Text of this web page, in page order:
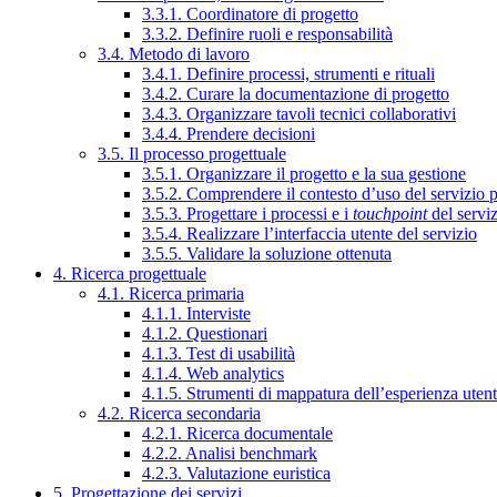
3.3.1. Coordinatore di progetto
3.3.2. Definire ruoli e responsabilità
3.4. Metodo di lavoro
3.4.1. Definire processi, strumenti e rituali
3.4.2. Curare la documentazione di progetto
3.4.3. Organizzare tavoli tecnici collaborativi
3.4.4. Prendere decisioni
3.5. Il processo progettuale
3.5.1. Organizzare il progetto e la sua gestione
3.5.2. Comprendere il contesto d’uso del servizio
3.5.3. Progettare i processi e i touchpointdel
3.5.4. Realizzare l’interfaccia utente del servizio
3.5.5. Validare la soluzione ottenuta
4. Ricerca progettuale
4.1. Ricerca primaria
4.1.1. Interviste
4.1.2. Questionari
4.1.3. Test di usabilità
4.1.4. Web analytics
4.1.5. Strumenti di mappatura dell’esperienza
4.2. Ricerca secondaria
4.2.1. Ricerca documentale
4.2.2. Analisi benchmark
4.2.3. Valutazione euristica
5. Progettazione dei servizi